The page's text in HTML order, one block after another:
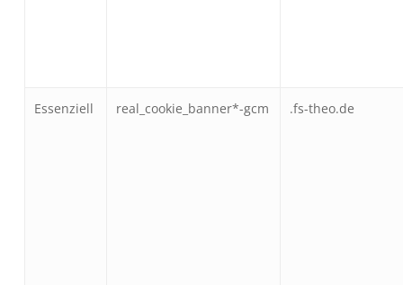
Essenziell real_cookie_banner*-gcm .fs-theo.de